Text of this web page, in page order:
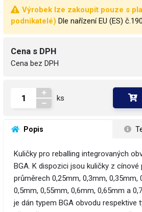
Výrobek lze zakoupit pouze s
podnikatelé) Dle nařízení EU (ES)
Cena s DPH
Cena bez DPH
ks
Popis
Kuličky pro reballing integrovaných
BGA. K dispozici jsou kuličky z cínové
průměrech 0,25mm, 0,3mm, 0,35mm,
0,5mm, 0,55mm, 0,6mm, 0,65mm a
je dán typem BGA obvodu respektive